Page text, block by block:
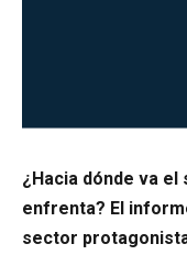
¿Hacia dónde va
enfrenta? El
sector